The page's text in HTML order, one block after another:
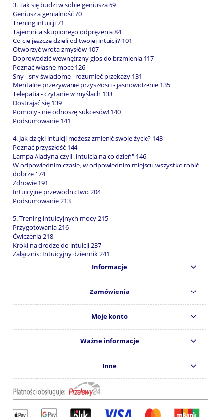
3. Tak się budzi w sobie geniusza 69
Geniusz a genialność 70
Trening intuicji 71
Tajemnica skupionego odprężenia 84
Co cię jeszcze dzieli od twojej intuicji? 101
Otworzyć wrota zmysłów 107
Doprowadzić wewnętrzny głos do brzmienia 117
Poznać własne moce 126
Sny - sny świadome - rozumieć przekazy 131
Mentalne przezywanie przyszłości - jasnowidzenie 135
Telepatia - czytanie w myślach 138
Dostrajać się 139
Pomocy - nie odnoszę sukcesów! 140
Podsumowanie 141
4. Jak dzięki intuicji możesz zmienić swoje życie? 143
Poznać przyszłość 144
Lampa Aladyna czyli „intuicja na co dzień" 146
W odpowiednim czasie, w odpowiednim miejscu wszystko robić
dobrze 174
Zdrowie 191
Intuicyjne przewodnictwo 204
Podsumowanie 213
5. Trening intuicyjnych mocy 215
Przygotowania 216
Ćwiczenia 218
Kroki na drodze do intuicji 237
Załącznik: Intuicyjny dziennik 241
Informacje
Zamówienia
Moje konto
Ważne informacje
Inne